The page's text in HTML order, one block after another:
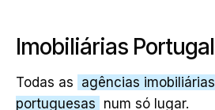
Imobiliárias Portugal
Todas as agências imobiliárias
portuguesas num só lugar.